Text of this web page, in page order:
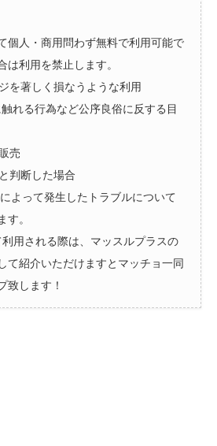
個人・商用問わず無料で利用可能で
は利用を禁止します。
を著しく損なうような利用
れる行為など公序良俗に反する目
売
判断した場合
よって発生したトラブルについて
す。
用される際は、マッスルプラスの
て紹介いただけますとマッチョ一同
致します！